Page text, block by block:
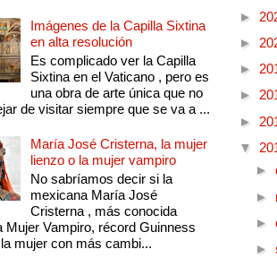
Imágenes de la Capilla Sixtina
en alta resolución
Es complicado ver la Capilla
Sixtina en el Vaticano , pero es
una obra de arte única que no
de visitar siempre que se va a ...
María José Cristerna, la mujer
lienzo o la mujer vampiro
No sabríamos decir si la
mexicana María José
Cristerna , más conocida
Mujer Vampiro, récord Guinness
mujer con más cambi...
►
►
►
►
►
▼
►
►
►
►